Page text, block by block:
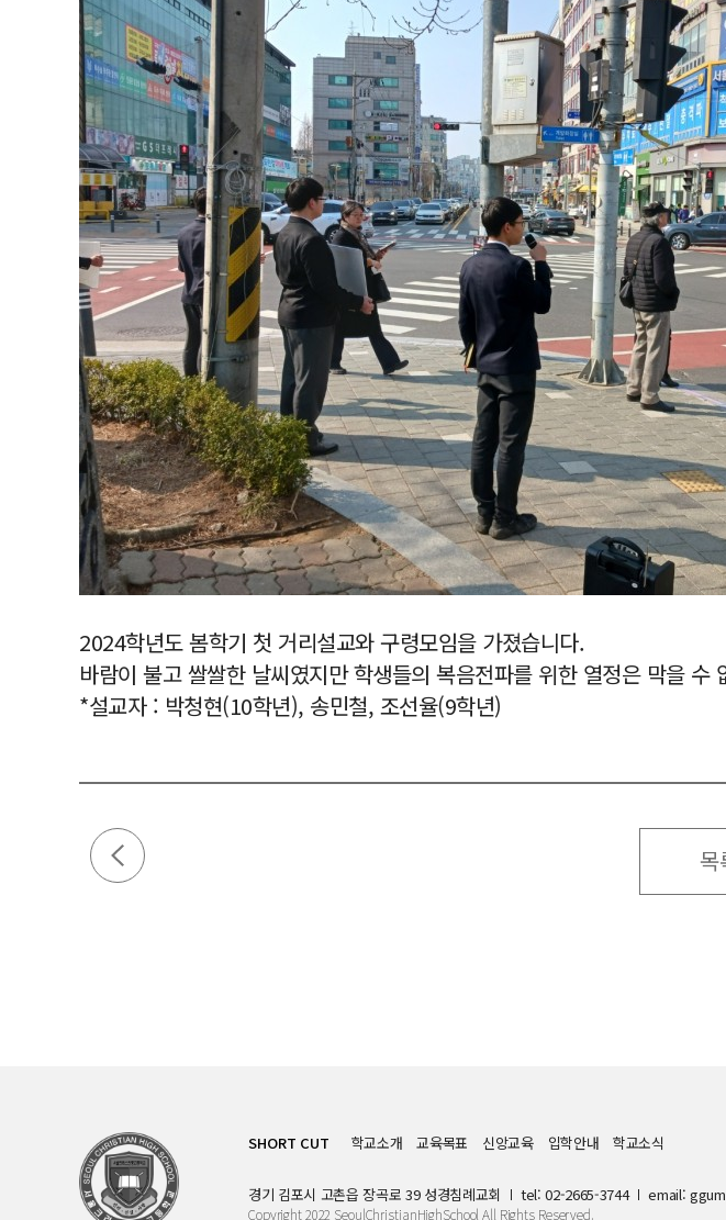
2024학년도 봄학기 첫 거리설교와 구령모임을 가졌습니다.
바람이 불고 쌀쌀한 날씨였지만 학생들의 복음전파를 위한 열정은 막을 수
*설교자 : 박청현(10학년), 송민철, 조선율(9학년)
목
SHORT CUT 학교소개 교육목표 신앙교육 입학안내 학교소식
경기 김포시 고촌읍 장곡로 39 성경침례교회 tel:02-2665-3744 email:
Copyright 2022 SeoulChristianHighSchool All Rights Reserved.